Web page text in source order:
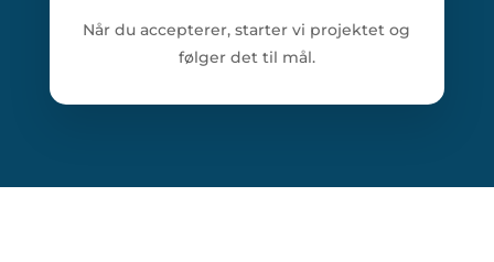
Når du accepterer, starter vi projektet og
følger det til mål.